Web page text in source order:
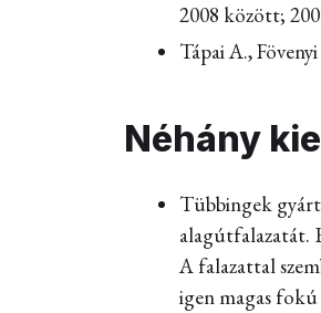
2008 között;
Tápai A.,
Néhány
Tübbingek
alagútfalazatát.
A falazattal
igen magas